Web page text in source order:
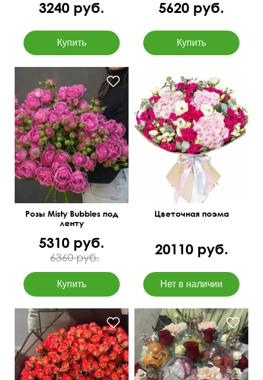
3240 руб. 5620 руб.
50 см 50 см
Розы Misty Bubbles под
ленту
5310 руб.
6360 руб.
55 см 55 см
Цветочная поэма
20110 руб.
В дизайнерской матовой